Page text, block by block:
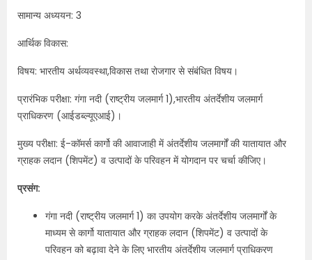
सामान्य अध्ययन: 3
आर्थिक विकास:
विषय: भारतीय अर्थव्यवस्था,विकास तथा रोजगार से संबंधित विषय।
प्रारंभिक परीक्षा: गंगा नदी (राष्ट्रीय जलमार्ग 1),भारतीय अंतर्देशीय जलमार्ग
प्राधिकरण (आईडब्ल्यूएआई)।
मुख्य परीक्षा: ई-कॉमर्स कार्गो की आवाजाही में अंतर्देशीय जलमार्गों की यातायात और
ग्राहक लदान (शिपमेंट) व उत्पादों के परिवहन में योगदान पर चर्चा कीजिए।
प्रसंग:
गंगा नदी (राष्ट्रीय जलमार्ग 1) का उपयोग करके अंतर्देशीय जलमार्गों के
माध्यम से कार्गो यातायात और ग्राहक लदान (शिपमेंट) व उत्पादों के
परिवहन को बढ़ावा देने के लिए भारतीय अंतर्देशीय जलमार्ग प्राधिकरण